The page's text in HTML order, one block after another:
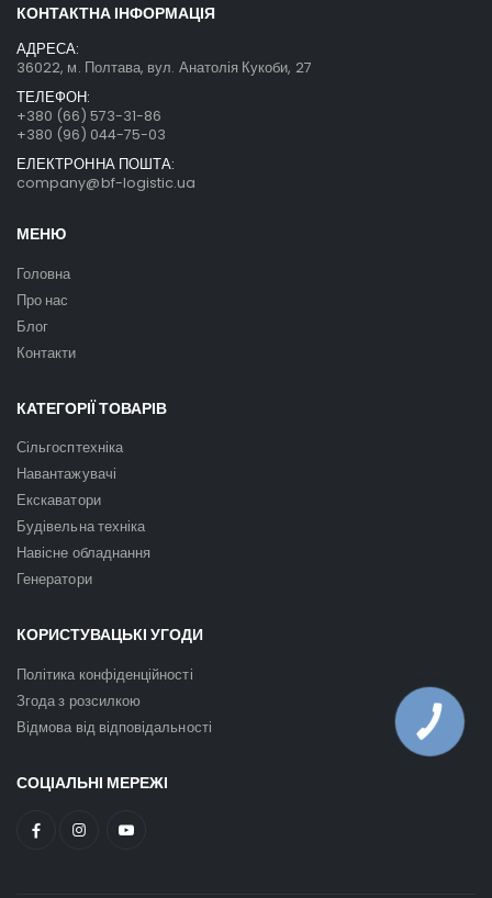
КОНТАКТНА ІНФОРМАЦІЯ
АДРЕСА:
36022, м. Полтава, вул. Анатолія Кукоби, 27
ТЕЛЕФОН:
+380 (66) 573-31-86
+380 (96) 044-75-03
ЕЛЕКТРОННА ПОШТА:
company@bf-logistic.ua
МЕНЮ
Головна
Про нас
Блог
Контакти
КАТЕГОРІЇ ТОВАРІВ
Сільгосптехніка
Навантажувачі
Екскаватори
Будівельна техніка
Навісне обладнання
Генератори
КОРИСТУВАЦЬКІ УГОДИ
Політика конфіденційності
Згода з розсилкою
Відмова від відповідальності
СОЦІАЛЬНІ МЕРЕЖІ
КНОПКА
ЗВ'ЯЗКУ